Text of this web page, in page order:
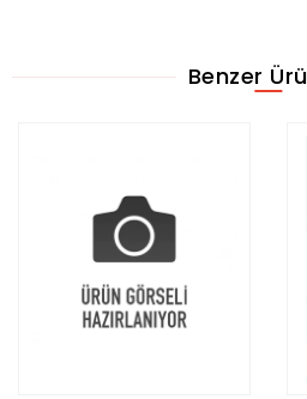
Benzer